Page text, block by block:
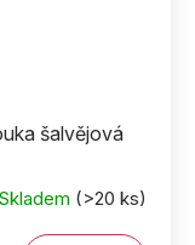
šalvějová
Skladem (>20 ks)